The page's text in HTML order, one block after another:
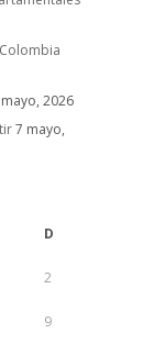
2026
7 mayo,
D
2
9